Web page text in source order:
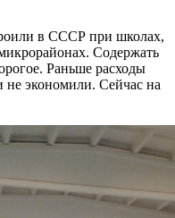
в СССР при школах,
Содержать
Раньше расходы
не экономили. Сейчас на